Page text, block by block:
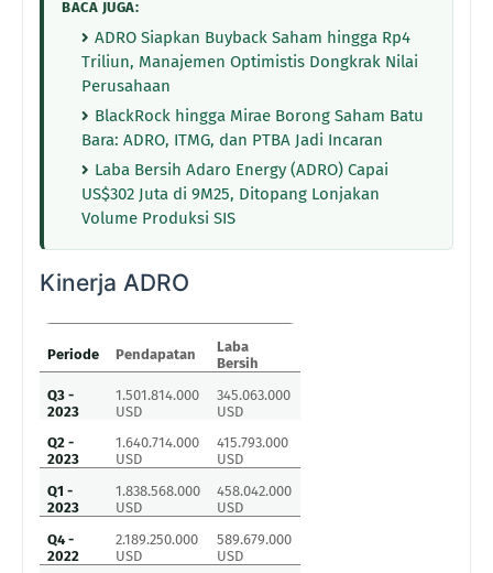
BACA JUGA:
ADRO Siapkan Buyback Saham hingga Rp4
Triliun, Manajemen Optimistis Dongkrak Nilai
Perusahaan
BlackRock hingga Mirae Borong Saham Batu
Bara: ADRO, ITMG, dan PTBA Jadi Incaran
Laba Bersih Adaro Energy (ADRO) Capai
US$302 Juta di 9M25, Ditopang Lonjakan
Volume Produksi SIS
Kinerja ADRO
Periode Pendapatan
Laba
Bersih
Q3 -
2023
1.501.814.000
USD
345.063.000
USD
Q2 -
2023
1.640.714.000
USD
415.793.000
USD
Q1 -
2023
1.838.568.000
USD
458.042.000
USD
Q4 -
2022
2.189.250.000
USD
589.679.000
USD